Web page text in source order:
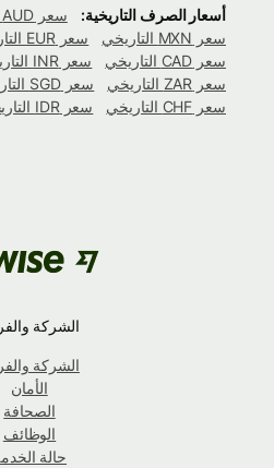
أسعار الصرف التاريخية: سعر AUD التاريخي
سعر MXN التاريخي
سعر EUR التاريخي
سعر CAD التاريخي
سعر INR التاريخي
سعر ZAR التاريخي
سعر SGD التاريخي
سعر CHF التاريخي
سعر IDR التاريخي
الشركة والفريق
الشركة والفريق
الأمان
الصحافة
الوظائف
حالة الخدمة